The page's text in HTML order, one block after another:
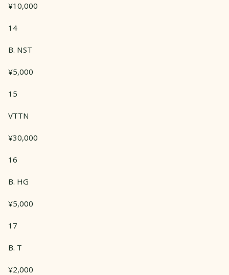
¥10,000
14
B. NST
¥5,000
15
VTTN
¥30,000
16
B. HG
¥5,000
17
B. T
¥2,000